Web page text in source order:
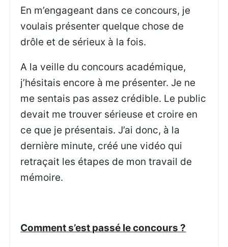
En m’engageant dans ce concours, je
voulais présenter quelque chose de
drôle et de sérieux à la fois.
A la veille du concours académique,
j’hésitais encore à me présenter. Je ne
me sentais pas assez crédible. Le public
devait me trouver sérieuse et croire en
ce que je présentais. J’ai donc, à la
dernière minute, créé une vidéo qui
retraçait les étapes de mon travail de
mémoire.
Comment s’est passé le concours ?